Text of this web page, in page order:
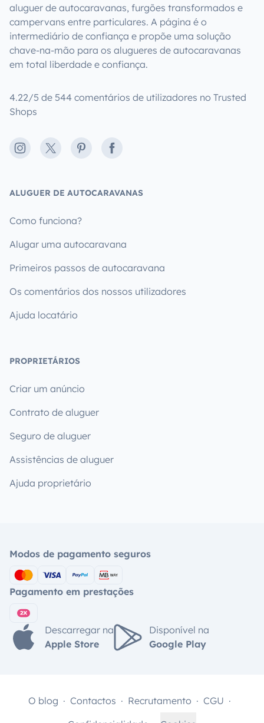
aluguer de autocaravanas, furgões transformados e
campervans entre particulares. A página é o
intermediário de confiança e propõe uma solução
chave-na-mão para os alugueres de autocaravanas
em total liberdade e confiança.
4.22/5 de 544 comentários de utilizadores no Trusted
Shops
Instagram
X PinterestFacebook
ALUGUER DE AUTOCARAVANAS
Como funciona?
Alugar uma autocaravana
Primeiros passos de autocaravana
Os comentários dos nossos utilizadores
Ajuda locatário
PROPRIETÁRIOS
Criar um anúncio
Contrato de aluguer
Seguro de aluguer
Assistências de aluguer
Ajuda proprietário
Modos de pagamento seguros
Pagamento em prestações
Descarregar na
Apple Store
Disponível na
Google Play
O blog Contactos Recrutamento
CGU